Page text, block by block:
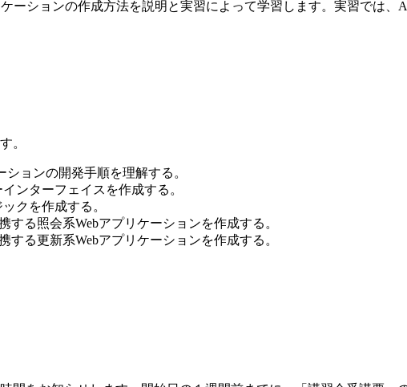
ーションの作成方法を説明と実習によって学習します。実習では
。
ションの開発手順を理解する。
ンターフェイスを作成する。
クを作成する。
する照会系Webアプリケーションを作成する。
する更新系Webアプリケーションを作成する。